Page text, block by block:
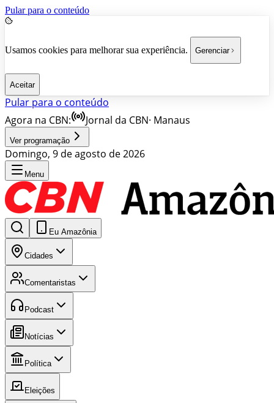
Pular para o conteúdo
Usamos cookies para melhorar sua experiência. Gerenciar
Aceitar
Pular para o conteúdo
Agora na CBN:
Jornal da CBN· Manaus
Ver programação
Domingo, 9 de agosto de 2026
Menu
Eu Amazônia
Cidades
Comentaristas
Podcast
Notícias
Política
Eleições